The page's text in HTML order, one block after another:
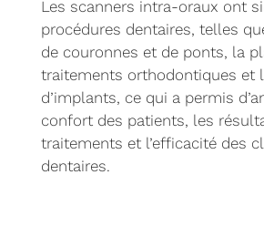
Les scanners intra-oraux ont
procédures dentaires, telles
de couronnes et de ponts, la
traitements orthodontiques et
d’implants, ce qui a permis
confort des patients, les
traitements et l’efficacité des
dentaires.